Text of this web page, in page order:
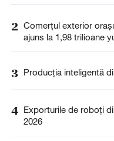
2 Comerțul exterior
ajuns la 1,98 trilioane
3 Producția inteligentă
4 Exporturile de roboți
2026